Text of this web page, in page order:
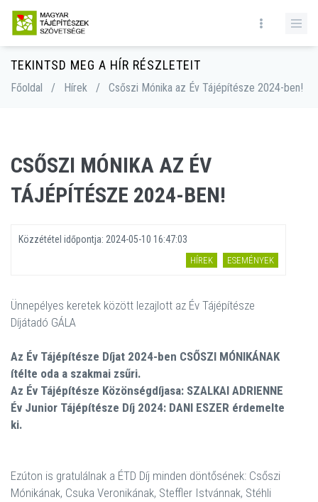
TEKINTSD MEG A HÍR RÉSZLETEIT
Főoldal / Hírek / Csőszi Mónika az Év Tájépítésze 2024-ben!
CSŐSZI MÓNIKA AZ ÉV
TÁJÉPÍTÉSZE 2024-BEN!
Közzététel időpontja: 2024-05-10 16:47:03
HÍREK ESEMÉNYEK
Ünnepélyes keretek között lezajlott az Év Tájépítésze
Díjátadó GÁLA
Az Év Tájépítésze Díjat 2024-ben CSŐSZI MÓNIKÁNAK
ítélte oda a szakmai zsűri.
Az Év Tájépítésze Közönségdíjasa: SZALKAI ADRIENNE
Év Junior Tájépítésze Díj 2024: DANI ESZER érdemelte
ki.
Ezúton is gratulálnak a ÉTD Díj minden döntősének: Csőszi
Mónikának, Csuka Veronikának, Steffler Istvánnak, Stéhli